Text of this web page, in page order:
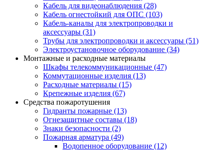
Кабель для видеонаблюдения (28)
Кабель огнестойкий для ОПС (103)
Кабель-каналы для электропроводки и
аксессуары (31)
Трубы для электропроводки и аксессуары (51)
Электроустановочное оборудование (34)
Монтажные и расходные материалы
Шкафы телекоммуникационные (47)
Коммутационные изделия (13)
Расходные материалы (15)
Крепежные изделия (67)
Средства пожаротушения
Гидранты пожарные (13)
Огнезащитные составы (18)
Знаки безопасности (2)
Пожарная арматура (49)
Водопенное оборудование (12)